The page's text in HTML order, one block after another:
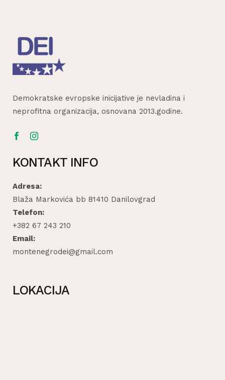
Demokratske evropske inicijative je nevladina i
neprofitna organizacija, osnovana 2013.godine.
KONTAKT INFO
Adresa:
Blaža Markovića bb 81410 Danilovgrad
Telefon:
+382 67 243 210
Email:
montenegrodei@gmail.com
LOKACIJA